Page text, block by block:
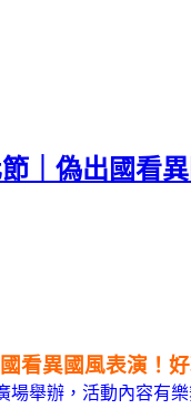
｜偽出國看
看異國風表演！
場舉辦，活動內容有